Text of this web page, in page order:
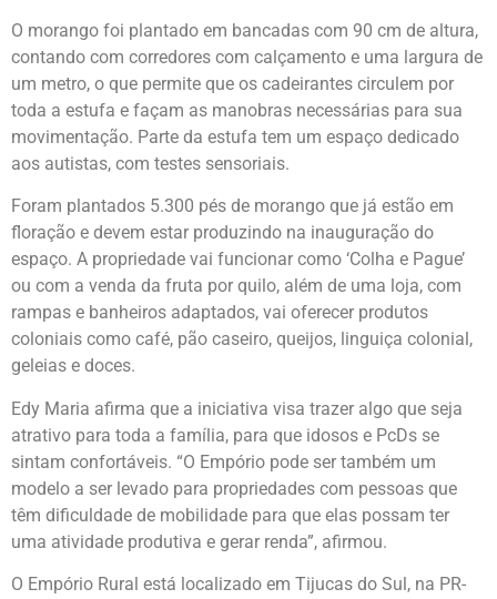
O morango foi plantado em bancadas com 90 cm de altura,
contando com corredores com calçamento e uma largura de
um metro, o que permite que os cadeirantes circulem por
toda a estufa e façam as manobras necessárias para sua
movimentação. Parte da estufa tem um espaço dedicado
aos autistas, com testes sensoriais.
Foram plantados 5.300 pés de morango que já estão em
floração e devem estar produzindo na inauguração do
espaço. A propriedade vai funcionar como ‘Colha e Pague’
ou com a venda da fruta por quilo, além de uma loja, com
rampas e banheiros adaptados, vai oferecer produtos
coloniais como café, pão caseiro, queijos, linguiça colonial,
geleias e doces.
Edy Maria afirma que a iniciativa visa trazer algo que seja
atrativo para toda a família, para que idosos e PcDs se
sintam confortáveis. “O Empório pode ser também um
modelo a ser levado para propriedades com pessoas que
têm dificuldade de mobilidade para que elas possam ter
uma atividade produtiva e gerar renda”, afirmou.
O Empório Rural está localizado em Tijucas do Sul, na PR-